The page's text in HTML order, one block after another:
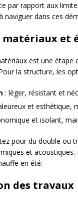
par rapport aux
naviguer dans ces
matériaux et
est une
la structure, les
: léger, résistant et
et esthétique,
et isolant,
pour du double ou
et acoustiques.
en été.
des travaux